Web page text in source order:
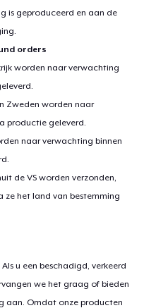
is geproduceerd en aan de
orders
worden naar verwachting
Zweden worden naar
productie geleverd.
naar verwachting binnen
de VS worden verzonden,
ze het land van bestemming
u een beschadigd, verkeerd
we het graag of bieden
aan. Omdat onze producten